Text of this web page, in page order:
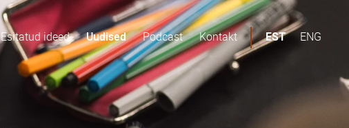
Esitatud ideed Uudised Podcast Kontakt EST ENG